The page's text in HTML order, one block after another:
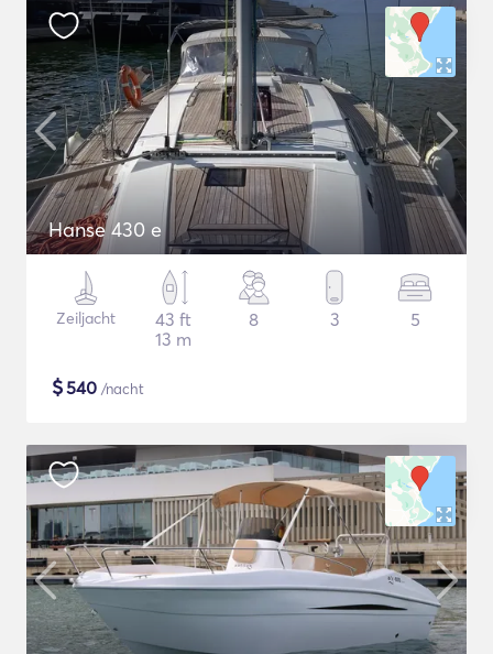
Hanse 430 e
Zeiljacht
43 ft
13 m
8 3 5
$540 /nacht